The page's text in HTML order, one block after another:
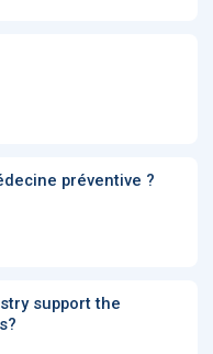
préventive ?
support the